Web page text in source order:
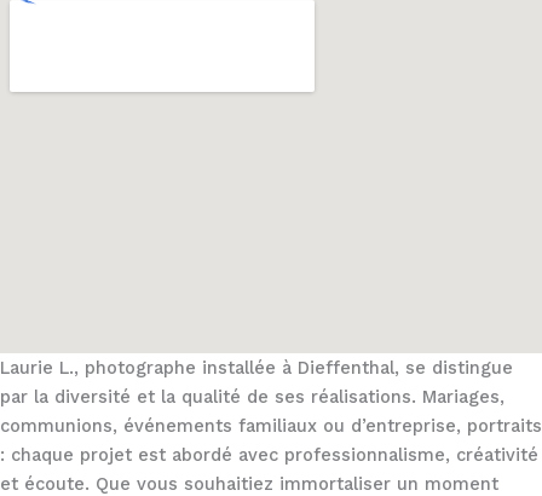
Laurie L., photographe installée à Dieffenthal, se distingue
par la diversité et la qualité de ses réalisations. Mariages,
communions, événements familiaux ou d’entreprise, portraits
: chaque projet est abordé avec professionnalisme, créativité
et écoute. Que vous souhaitiez immortaliser un moment